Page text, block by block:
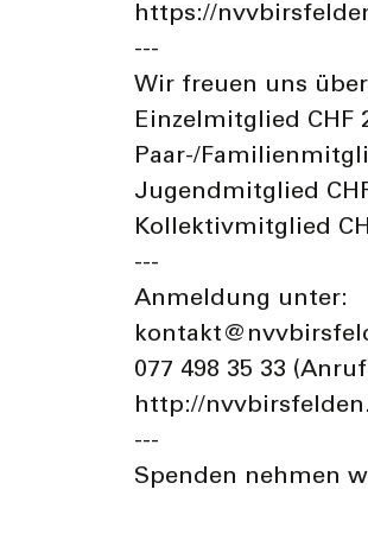
https://
---
Wir freuen uns
Einzelmitglied CHF
Paar-/
Jugendmitglied
Kollektivmitglied
---
Anmeldung unter:
077 498 35 33
http://
---
Spenden nehmen